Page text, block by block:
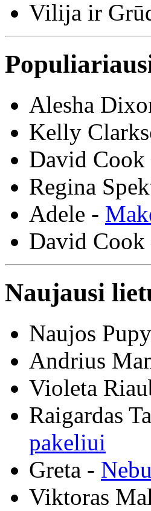
Vilija ir
Alesha
Kelly
David Cook
Regina
Adele -
David Cook
Naujausi
Naujos
Andrius
Violeta
Raigardas
pakeliui
Greta -
Viktoras